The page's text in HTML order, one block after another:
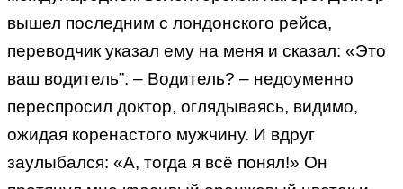
вышел последним с лондонского рейса,
переводчик указал ему на меня и сказал: «Это
ваш водитель”. – Водитель? – недоуменно
переспросил доктор, оглядываясь, видимо,
ожидая коренастого мужчину. И вдруг
заулыбался: «А, тогда я всё понял!» Он